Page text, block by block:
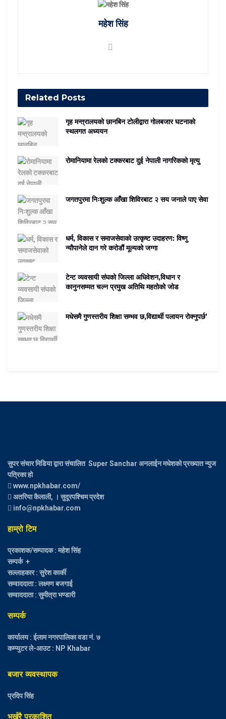
महेश सिंह
Related Posts
गृह मन्त्रालयको छानबिन टोलीद्वारा गोलबजार घटनाको
स्थलगत अध्ययन
रोमानियामा रेलको टक्करबाट दुई नेपाली नागरिकको मृत्यु
जगतपुरमा निःशुल्क आँखा शिविरबाट २ सय जनाले पाए सेवा
धर्म, विकास र समाजसेवाको उत्कृष्ट उदाहरण: विष्णु
न्यौपानेले दान गरे करोडौं मूल्यको जग्गा
टेन्ट व्यवसायी संघको जिल्ला अधिवेशन,विधान र
कानुनसम्मत चल्न प्रमुख अतिथि महतोको जोड
मधेसमै गुणस्तरीय शिक्षा सम्भव छ,विद्यार्थी पलायन रोक्नुपर्छ’
सुपर संचार मिडिया द्वारा संचालित Super Sanchar अनलाईन मधेशको प्रख्यात न्युज
पत्रिका हो
www.npkhabar.com/
अतरिया कैलाली, । सुदूरपश्चिम प्रदेश
info@npkhabar.com
हाम्रो टिम
प्रकाशक/सम्पादक : महेश सिंह
सम्पर्क +
सल्लाहकार : सुरेश कार्की
सम्वाददाता : लक्ष्मण बजगाई
सम्वाददाता : सुमीत्रा भण्डारी
सम्पर्क
कार्यालय : ईलाम नगरपालिका वडा नं. ७
कम्प्युटर ले-आउट : NP Khabar
बजार व्यवस्थापक
प्रदिप सिंह
भर्खरै प्रकाशित